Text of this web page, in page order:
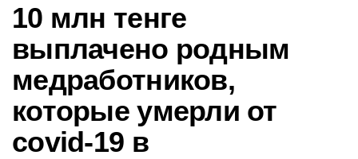
10 млн тенге
выплачено родным
медработников,
которые умерли от
covid-19 в